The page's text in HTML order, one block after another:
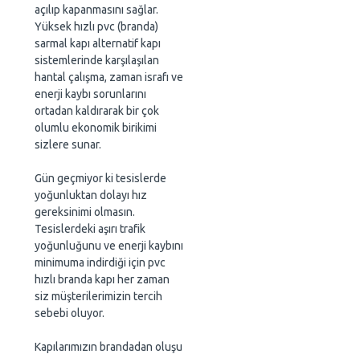
açılıp kapanmasını sağlar.
Yüksek hızlı pvc (branda)
sarmal kapı alternatif kapı
sistemlerinde karşılaşılan
hantal çalışma, zaman israfı ve
enerji kaybı sorunlarını
ortadan kaldırarak bir çok
olumlu ekonomik birikimi
sizlere sunar.
Gün geçmiyor ki tesislerde
yoğunluktan dolayı hız
gereksinimi olmasın.
Tesislerdeki aşırı trafik
yoğunluğunu ve enerji kaybını
minimuma indirdiği için pvc
hızlı branda kapı her zaman
siz müşterilerimizin tercih
sebebi oluyor.
Kapılarımızın brandadan oluşu